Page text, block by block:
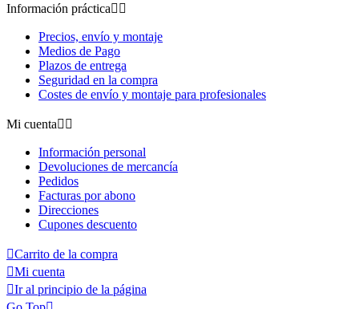
Información práctica 
Precios, envío y montaje
Medios de Pago
Plazos de entrega
Seguridad en la compra
Costes de envío y montaje para profesionales
Mi cuenta 
Información personal
Devoluciones de mercancía
Pedidos
Facturas por abono
Direcciones
Cupones descuento
Carrito de la compra
Mi cuenta
Ir al principio de la página